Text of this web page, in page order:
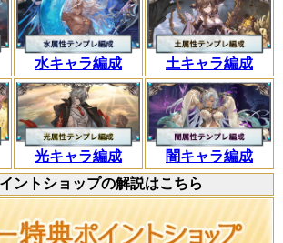
水キャラ編成 土キャラ編成
光キャラ編成
闇キャラ編成
ントショップの解説はこちら